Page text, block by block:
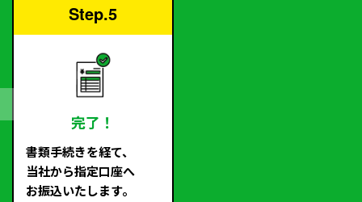
Step.5
完了！
書類手続きを経て、
当社から指定口座へ
お振込いたします。